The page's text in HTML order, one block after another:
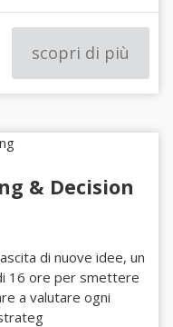
scopri di più
& Decision
di nuove idee, un
16 ore per smettere
a valutare ogni